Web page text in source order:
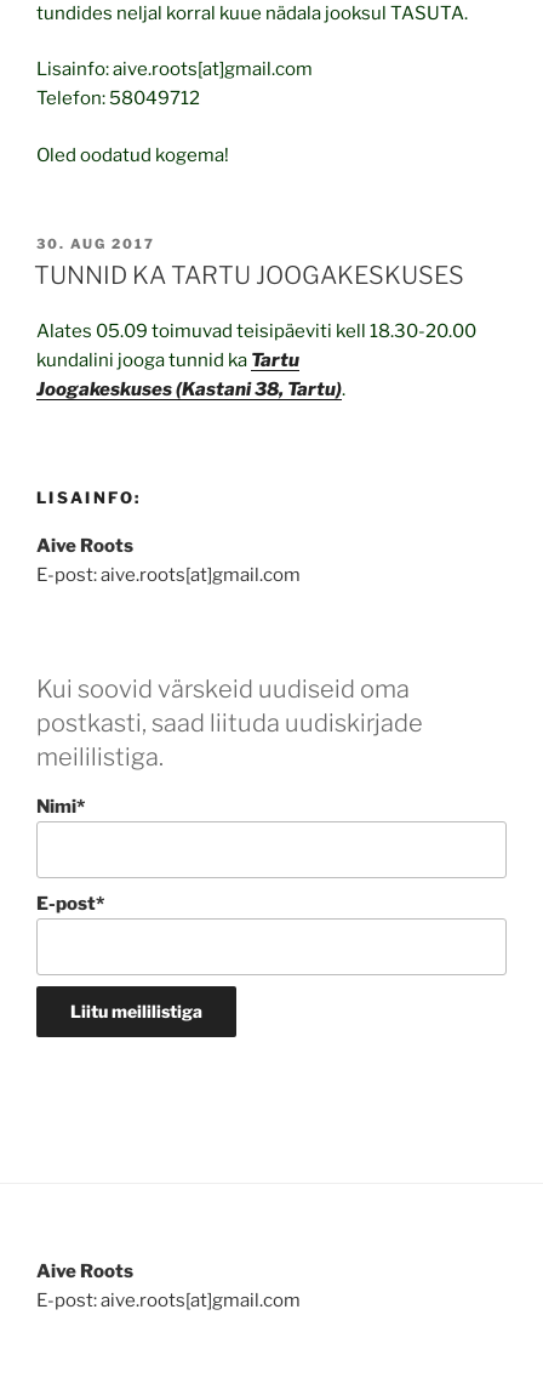
tundides neljal korral kuue nädala jooksul TASUTA.
Lisainfo: aive.roots[at]gmail.com
Telefon: 58049712
Oled oodatud kogema!
POSTED
ON
30. AUG 2017
TUNNID KA TARTU JOOGAKESKUSES
Alates 05.09 toimuvad teisipäeviti kell 18.30-20.00
kundalini jooga tunnid ka Tartu
Joogakeskuses (Kastani 38, Tartu).
LISAINFO:
Aive Roots
E-post: aive.roots[at]gmail.com
Kui soovid värskeid uudiseid oma
postkasti, saad liituda uudiskirjade
meililistiga.
Nimi*
E-post*
Aive Roots
E-post: aive.roots[at]gmail.com